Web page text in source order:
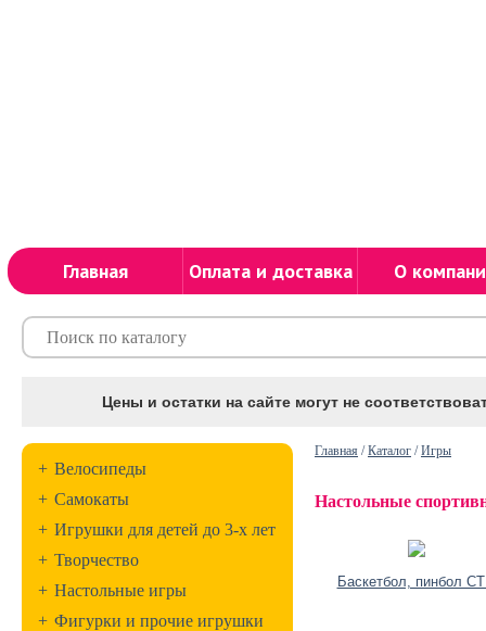
Главная Оплата и доставка О
Цены и остатки на сайте могут не
+ Велосипеды
+ Самокаты
+ Игрушки для детей до 3-х лет
+ Творчество
+ Настольные игры
+ Фигурки и прочие игрушки
Главная /Каталог /Игры
Настольные
Баскетбол, пинбол